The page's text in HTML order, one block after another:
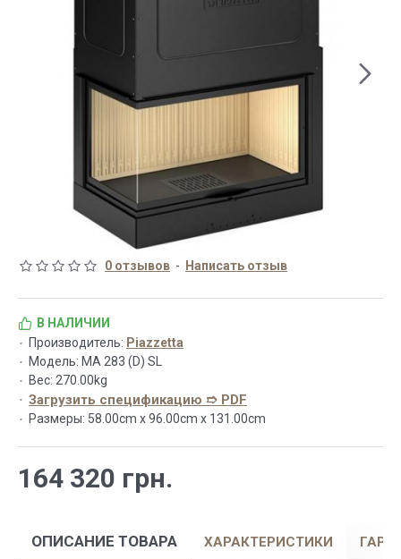
0 отзывов - Написать отзыв
164 320 грн.
В НАЛИЧИИ
Производитель: Piazzetta
Модель: MA 283 (D) SL
Вес: 270.00kg
Загрузить спецификацию ➱ PDF
Размеры: 58.00cm x 96.00cm x 131.00cm
ОПИСАНИЕ ТОВАРА ХАРАКТЕРИСТИКИ